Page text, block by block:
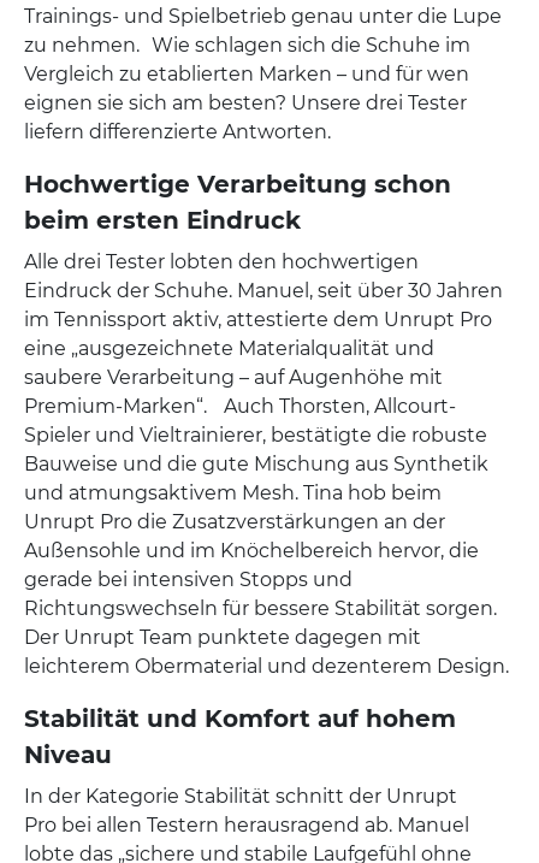
Trainings- und Spielbetrieb genau unter die Lupe
zu nehmen. Wie schlagen sich die Schuhe im
Vergleich zu etablierten Marken – und für wen
eignen sie sich am besten? Unsere drei Tester
liefern differenzierte Antworten.
Hochwertige Verarbeitung schon
beim ersten Eindruck
Alle drei Tester lobten den hochwertigen
Eindruck der Schuhe. Manuel, seit über 30 Jahren
im Tennissport aktiv, attestierte dem Unrupt Pro
eine „ausgezeichnete Materialqualität und
saubere Verarbeitung – auf Augenhöhe mit
Premium-Marken“. Auch Thorsten, Allcourt-
Spieler und Vieltrainierer, bestätigte die robuste
Bauweise und die gute Mischung aus Synthetik
und atmungsaktivem Mesh. Tina hob beim
Unrupt Pro die Zusatzverstärkungen an der
Außensohle und im Knöchelbereich hervor, die
gerade bei intensiven Stopps und
Richtungswechseln für bessere Stabilität sorgen.
Der Unrupt Team punktete dagegen mit
leichterem Obermaterial und dezenterem Design.
Stabilität und Komfort auf hohem
Niveau
In der Kategorie Stabilität schnitt der Unrupt
Pro bei allen Testern herausragend ab. Manuel
lobte das „sichere und stabile Laufgefühl ohne